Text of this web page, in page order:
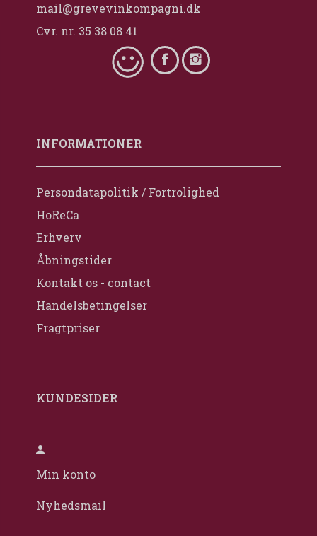
mail@grevevinkompagni.dk
Cvr. nr. 35 38 08 41
INFORMATIONER
Persondatapolitik / Fortrolighed
HoReCa
Erhverv
Åbningstider
Kontakt os - contact
Handelsbetingelser
Fragtpriser
KUNDESIDER
Min konto
Nyhedsmail